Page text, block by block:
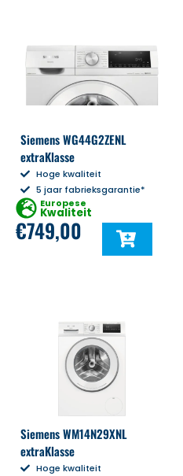
Siemens WG44G2ZENL
extraKlasse
Hoge kwaliteit
5 jaar fabrieksgarantie*
Europese
Kwaliteit
€749,00
Siemens WM14N29XNL
extraKlasse
Hoge kwaliteit